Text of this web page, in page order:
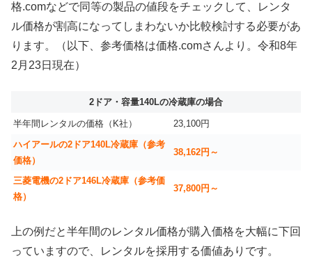
格.comなどで同等の製品の値段をチェックして、レンタ
ル価格が割高になってしまわないか比較検討する必要があ
ります。（以下、参考価格は価格.comさんより。令和8年
2月23日現在）
2ドア・容量140Lの冷蔵庫の場合
半年間レンタルの価格（K社）
23,100円
ハイアールの2ドア140L冷蔵庫（参考
価格）
38,162円～
三菱電機の2ドア146L冷蔵庫（参考価
格）
37,800円～
上の例だと半年間のレンタル価格が購入価格を大幅に下回
っていますので、レンタルを採用する価値ありです。